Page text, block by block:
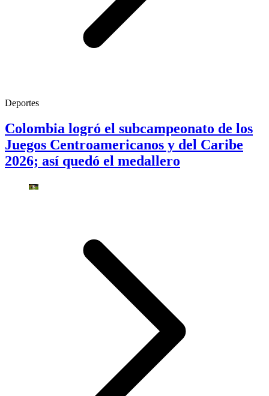
Deportes
Colombia logró el subcampeonato de los
Juegos Centroamericanos y del Caribe
2026; así quedó el medallero